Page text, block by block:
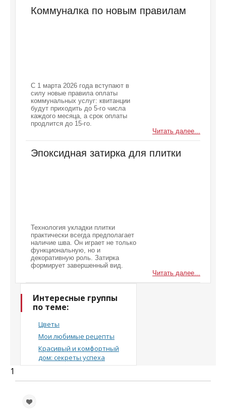
Коммуналка по новым правилам
С 1 марта 2026 года вступают в
силу новые правила оплаты
коммунальных услуг: квитанции
будут приходить до 5-го числа
каждого месяца, а срок оплаты
продлится до 15-го.
Читать далее...
Эпоксидная затирка для плитки
Технология укладки плитки
практически всегда предполагает
наличие шва. Он играет не только
функциональную, но и
декоративную роль. Затирка
формирует завершенный вид.
Читать далее...
Интересные группы
по теме:
Цветы
Мои любимые рецепты
Красивый и комфортный
дом: секреты успеха
1